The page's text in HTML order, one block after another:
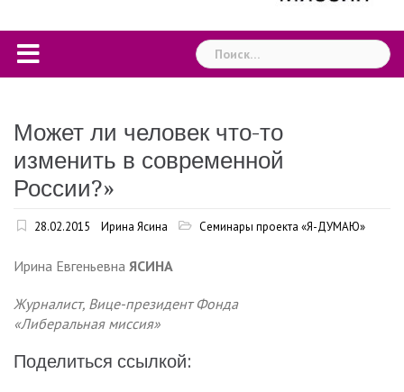
Найти:
Может ли человек что-то
изменить в современной
России?»
28.02.2015 Ирина Ясина Семинары проекта «Я-ДУМАЮ»
Ирина Евгеньевна ЯСИНА
Журналист, Вице-президент Фонда
«Либеральная миссия»
Поделиться ссылкой: